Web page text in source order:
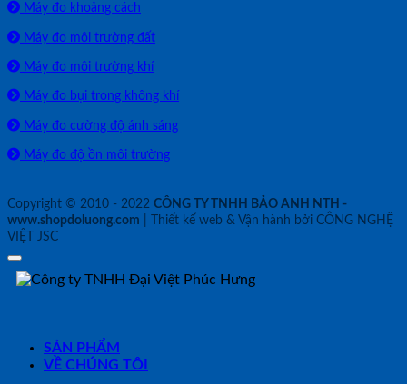
Máy đo khoảng cách
Máy đo môi trường đất
Máy đo môi trường khí
Máy đo bụi trong không khí
Máy đo cường độ ánh sáng
Máy đo độ ồn môi trường
Copyright © 2010 - 2022 CÔNG TY TNHH BẢO ANH NTH -
www.shopdoluong.com | Thiết kế web & Vận hành bởi CÔNG NGHỆ
VIỆT JSC
SẢN PHẨM
VỀ CHÚNG TÔI